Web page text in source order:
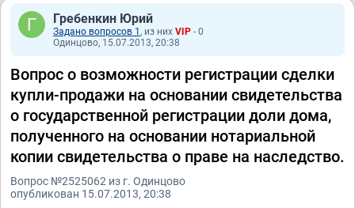
Гребенкин Юрий
Задано вопросов 1 , из них VIP - 0
Одинцово, 15.07.2013, 20:38
Вопрос о возможности регистрации сделки
купли-продажи на основании свидетельства
о государственной регистрации доли дома,
полученного на основании нотариальной
копии свидетельства о праве на наследство.
Вопрос №2525062 из г. Одинцово
опубликован 15.07.2013, 20:38